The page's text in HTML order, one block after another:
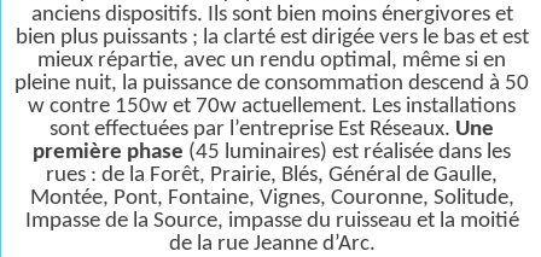
anciens dispositifs. Ils sont bien moins énergivores et
bien plus puissants ; la clarté est dirigée vers le bas et est
mieux répartie, avec un rendu optimal, même si en
pleine nuit, la puissance de consommation descend à 50
w contre 150w et 70w actuellement. Les installations
sont effectuées par l’entreprise Est Réseaux. Une
première phase (45 luminaires) est réalisée dans les
rues : de la Forêt, Prairie, Blés, Général de Gaulle,
Montée, Pont, Fontaine, Vignes, Couronne, Solitude,
Impasse de la Source, impasse du ruisseau et la moitié
de la rue Jeanne d’Arc.